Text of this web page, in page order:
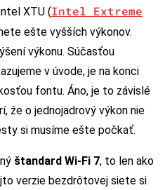
XTU (Intel Extreme
ešte vyšších výkonov.
výkonu. Súčasťou
v úvode, je na konci
fontu. Áno, je to závislé
že o jednojadrový výkon nie
si musíme ešte počkať.
štandard Wi-Fi 7, to len ako
verzie bezdrôtovej siete si